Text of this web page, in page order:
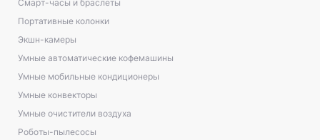
Смарт-часы и браслеты
Портативные колонки
Экшн-камеры
Умные автоматические кофемашины
Умные мобильные кондиционеры
Умные конвекторы
Умные очистители воздуха
Роботы-пылесосы